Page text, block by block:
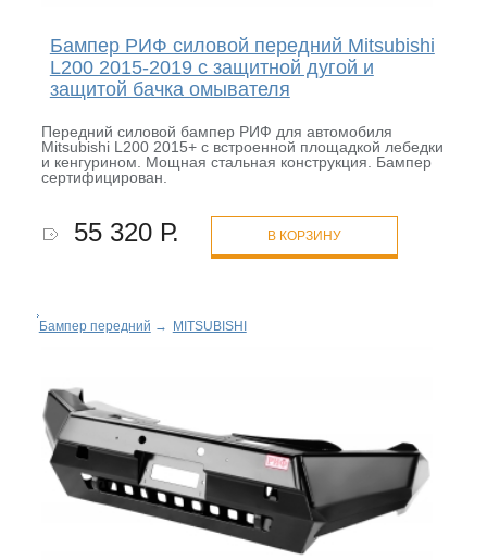
Бампер РИФ силовой передний Mitsubishi
L200 2015-2019 с защитной дугой и
защитой бачка омывателя
Передний силовой бампер РИФ для автомобиля
Mitsubishi L200 2015+ с встроенной площадкой лебедки
и кенгурином. Мощная стальная конструкция. Бампер
сертифицирован.
55 320 Р. В КОРЗИНУ
Бампер передний → MITSUBISHI